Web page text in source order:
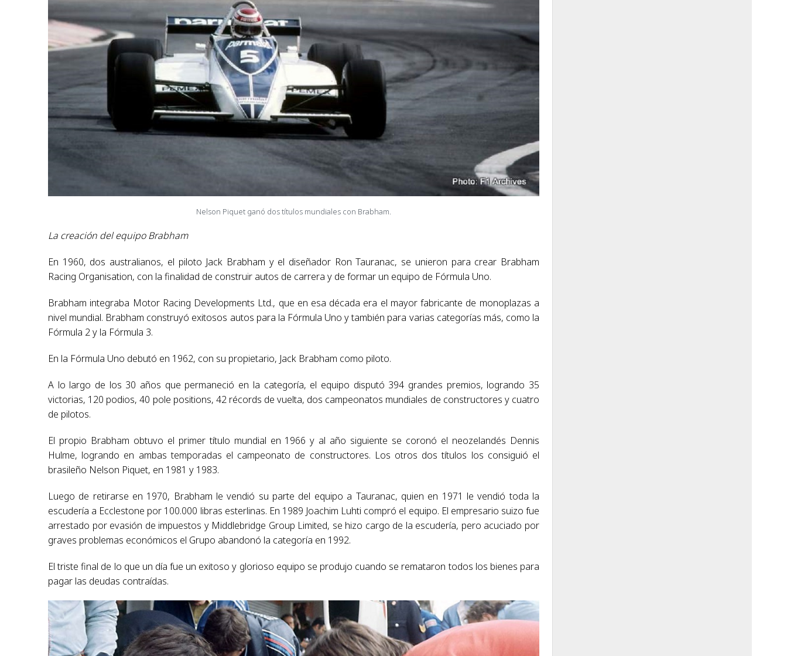
Nelson Piquet ganó dos títulos mundiales con Brabham.
La creación del equipo Brabham
En 1960, dos australianos, el piloto Jack Brabham y el diseñador Ron Tauranac, se unieron para crear Brabham
Racing Organisation, con la finalidad de construir autos de carrera y de formar un equipo de Fórmula Uno.
Brabham integraba Motor Racing Developments Ltd., que en esa década era el mayor fabricante de monoplazas a
nivel mundial. Brabham construyó exitosos autos para la Fórmula Uno y también para varias categorías más, como la
Fórmula 2 y la Fórmula 3.
En la Fórmula Uno debutó en 1962, con su propietario, Jack Brabham como piloto.
A lo largo de los 30 años que permaneció en la categoría, el equipo disputó 394 grandes premios, logrando 35
victorias, 120 podios, 40 pole positions, 42 récords de vuelta, dos campeonatos mundiales de constructores y cuatro
de pilotos.
El propio Brabham obtuvo el primer título mundial en 1966 y al año siguiente se coronó el neozelandés Dennis
Hulme, logrando en ambas temporadas el campeonato de constructores. Los otros dos títulos los consiguió el
brasileño Nelson Piquet, en 1981 y 1983.
Luego de retirarse en 1970, Brabham le vendió su parte del equipo a Tauranac, quien en 1971 le vendió toda la
escudería a Ecclestone por 100.000 libras esterlinas. En 1989 Joachim Luhti compró el equipo. El empresario suizo fue
arrestado por evasión de impuestos y Middlebridge Group Limited, se hizo cargo de la escudería, pero acuciado por
graves problemas económicos el Grupo abandonó la categoría en 1992.
El triste final de lo que un día fue un exitoso y glorioso equipo se produjo cuando se remataron todos los bienes para
pagar las deudas contraídas.